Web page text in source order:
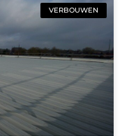
VERBOUWEN